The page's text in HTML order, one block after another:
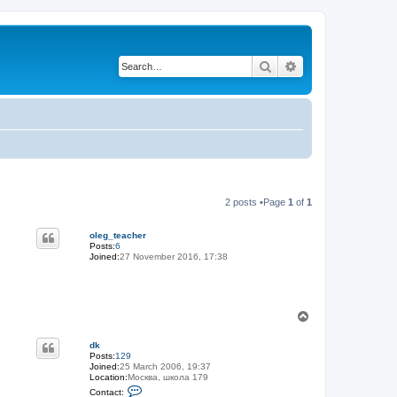
Search
2 posts •Page 1 of 1
oleg_teacher
Posts:6
Joined:27 November 2016, 17:38
dk
Posts:129
Joined:25 March 2006, 19:37
Location:Москва, школа 179
Contact: